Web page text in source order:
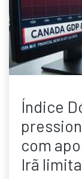
Índice
com
Irã